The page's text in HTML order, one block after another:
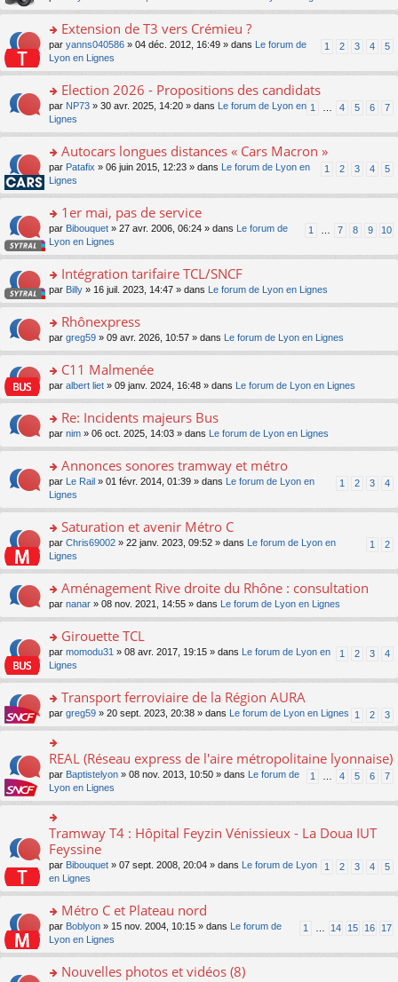
s
ré
c
e
lu
pl
u
s
ré
c
e
nt
e
n
o
n
pl
u
s
ré
c
nt
le
m
e
s
g
e
n
o
n
le
s
ré
e
n
ult
er
le
m
e
s
s
e
n
o
n
lu
pl
ré
c
e
o
s
er
le
m
e
s
s
a
n
o
n
lu
le
u
ré
c
e
Extension de T3 vers Crémieu ?
1 2 3 4 5
par yanns040586 » 04 déc. 2012, 16:49 » dans
Le forum de
Lyon en Lignes
o
s
er
le
m
e
s
s
a
n
o
n
lu
pl
s
ré
c
nt
Election 2026 - Propositions des candidats
1 4 5 6 7
par NP73 » 30 avr. 2025, 14:20 » dans
Le forum de Lyon en
Lignes
o
s
er
le
m
e
s
s
e
n
o
n
le
u
s
ré
e
nt
Autocars longues distances « Cars Macron »
1 2 3 4 5
par Patafix » 06 juin 2015, 12:23 » dans
Le forum de Lyon en
Lignes
o
s
er
le
m
e
s
g
e
n
o
lu
pl
u
ré
e
nt
1er mai, pas de service
1 7 8 9 10
par Bibouquet » 27 avr. 2006, 06:24 » dans
Le forum de
Lyon en Lignes
o
n
ult
er
le
m
e
a
g
e
n
n
pl
u
ré
e
nt
Intégration tarifaire TCL/SNCF
par Billy » 16 juil. 2023, 14:47 » dans Le forum de Lyon en Lignes
o
n
ult
er
le
m
e
a
g
e
n
o
lu
u
s
ré
e
nt
Rhônexpress
par greg59 » 09 avr. 2026, 10:57 » dans Le forum de Lyon en Lignes
o
n
ult
er
le
m
e
s
g
e
n
o
n
le
u
s
ré
c
nt
C11 Malmenée
par albert liet » 09 janv. 2024, 16:48 » dans Le forum de Lyon en Lignes
o
n
ult
er
le
m
e
s
s
e
n
o
n
le
s
ré
c
e
nt
Re: Incidents majeurs Bus
par nim » 06 oct. 2025, 14:03 » dans Le forum de Lyon en Lignes
o
s
er
le
m
e
s
s
e
n
o
n
lu
pl
s
ré
c
nt
Annonces sonores tramway et métro
1 2 3 4
par Le Rail » 01 févr. 2014, 01:39 » dans
Le forum de Lyon en
Lignes
o
s
er
le
m
e
s
s
e
n
o
n
lu
pl
ré
e
nt
Saturation et avenir Métro C
1 2
par Chris69002 » 22 janv. 2023, 09:52 » dans
Le forum de Lyon en
Lignes
o
n
ult
er
le
m
e
s
a
e
n
o
n
lu
le
pl
u
s
ré
c
e
nt
Aménagement Rive droite du Rhône : consultation
par nanar » 08 nov. 2021, 14:55 » dans Le forum de Lyon en Lignes
o
s
er
le
m
e
s
s
a
e
o
n
lu
le
pl
s
ré
c
e
nt
Girouette TCL
1 2 3 4
par momodu31 » 08 avr. 2017, 19:15 » dans
Le forum de Lyon en
Lignes
o
n
s
ult
er
le
m
e
s
a
e
n
lu
le
pl
s
Transport ferroviaire de la Région AURA
1 2 3
par greg59 » 20 sept. 2023, 20:38 » dans Le forum de Lyon en Lignes
o
n
s
le
m
e
s
s
a
e
n
o
n
lu
REAL (Réseau express de l'aire métropolitaine lyonnaise)
1 4 5 6 7
par Baptistelyon » 08 nov. 2013, 10:50 » dans
Le forum de
Lyon en Lignes
o
n
ult
le
m
e
s
s
g
Tramway T4 : Hôpital Feyzin Vénissieux - La Doua IUT
Feyssine
1 2 3 4 5
par Bibouquet » 07 sept. 2008, 20:04 » dans
Le forum de Lyon
en Lignes
o
s
er
Métro C et Plateau nord
1 14 15 16 17
par Boblyon » 15 nov. 2004, 10:15 » dans
Le forum de
Lyon en Lignes
Nouvelles photos et vidéos (8)